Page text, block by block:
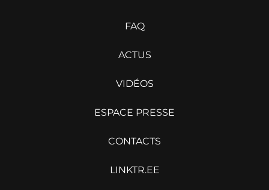
FAQ
ACTUS
VIDÉOS
ESPACE PRESSE
CONTACTS
LINKTR.EE